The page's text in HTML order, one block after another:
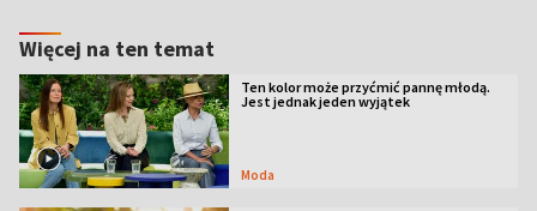
Więcej na ten temat
Ten kolor może przyćmić pannę młodą.
Jest jednak jeden wyjątek
Moda